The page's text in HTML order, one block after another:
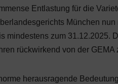
Entlastung für die
München
mindestens zum 31.12.2025.
rückwirkend von der GEMA
herausragende